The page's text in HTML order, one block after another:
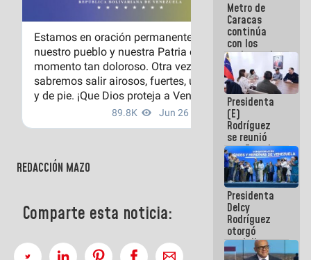
REDACCIÓN MAZO
Comparte esta noticia:
Metro de
Caracas
continúa
con los
trabajos de
mantenimiento
e inspección
en la Línea 2
Presidenta
(E)
Rodríguez
se reunió
con Estado
Mayor
Eléctrico
para
abordar
planes de
acción
Presidenta
Delcy
Rodríguez
otorgó
medalla
"Héroe de